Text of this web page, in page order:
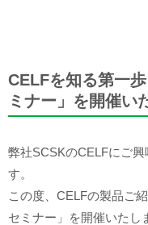
CELFを知る第一
ミナー」を開催い
弊社SCSKのCELFにご
す。
この度、CELFの製品ご
セミナー」を開催いたし